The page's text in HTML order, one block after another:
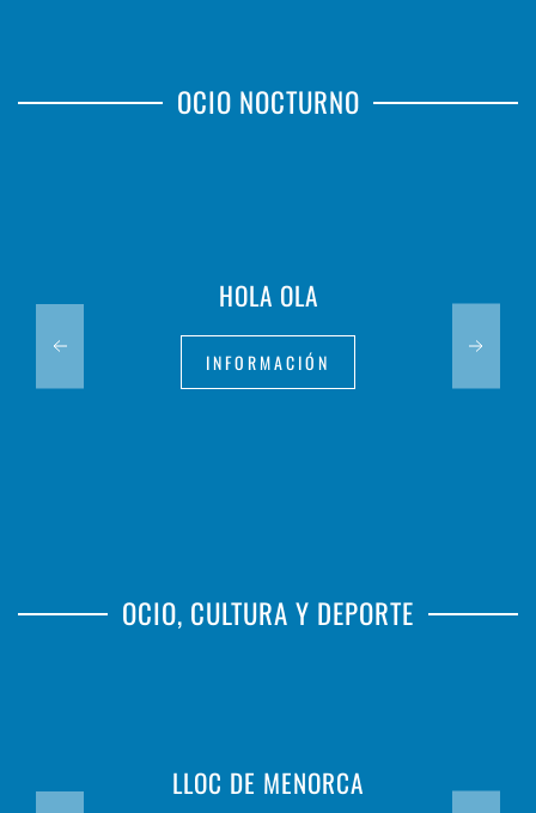
OCIO NOCTURNO
HOLA OLA
INFORMACIÓN
OCIO, CULTURA Y DEPORTE
LLOC DE MENORCA